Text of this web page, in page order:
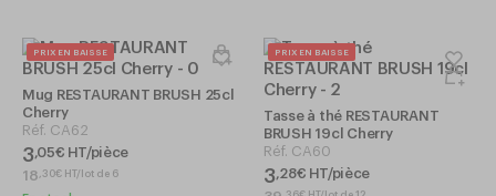
PRIX EN BAISSE
Mug RESTAURANT BRUSH 25cl
Cherry
Réf. CA62
3,05€ HT/pièce
18 ,30€ HT/lot de 6
PRIX EN BAISSE
Tasse à thé RESTAURANT
BRUSH 19cl Cherry
Réf. CA60
3,28€ HT/pièce